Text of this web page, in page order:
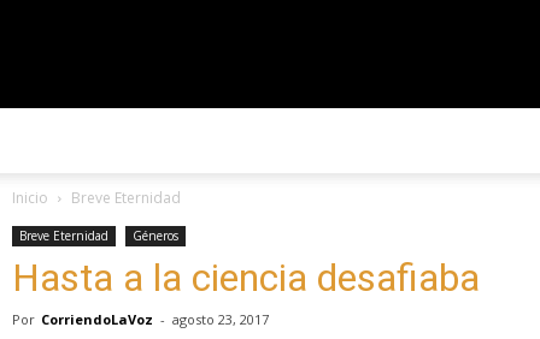
#CorriendoLaVoz
Inicio Breve Eternidad
Breve Eternidad Géneros
Hasta a la ciencia desafiaba
Por CorriendoLaVoz - agosto 23, 2017